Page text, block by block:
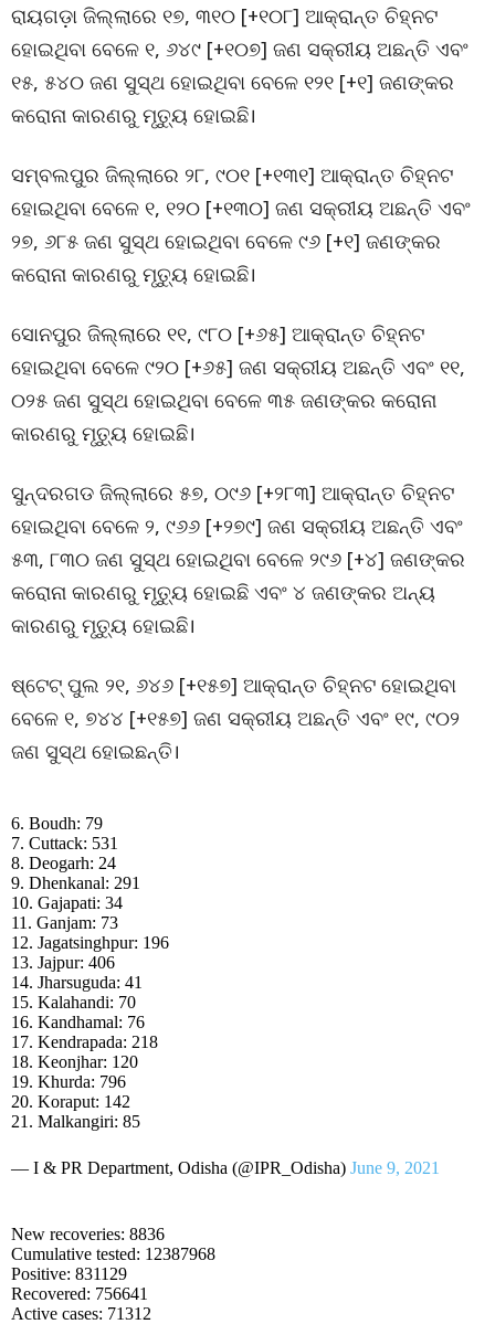
ରାୟଗଡ଼ା ଜିଲ୍ଲାରେ ୧୭, ୩୧୦ [+୧୦୮] ଆକ୍ରାନ୍ତ ଚିହ୍ନଟ
ହୋଇଥିବା ବେଳେ ୧, ୬୪୯ [+୧୦୭] ଜଣ ସକ୍ରୀୟ ଅଛନ୍ତି ଏବଂ
୧୫, ୫୪୦ ଜଣ ସୁସ୍ଥ ହୋଇଥିବା ବେଳେ ୧୨୧ [+୧] ଜଣଙ୍କର
କରୋନା କାରଣରୁ ମୃତ୍ୟୁ ହୋଇଛି।
ସମ୍ବଲପୁର ଜିଲ୍ଲାରେ ୨୮, ୯୦୧ [+୧୩୧] ଆକ୍ରାନ୍ତ ଚିହ୍ନଟ
ହୋଇଥିବା ବେଳେ ୧, ୧୨୦ [+୧୩୦] ଜଣ ସକ୍ରୀୟ ଅଛନ୍ତି ଏବଂ
୨୭, ୬୮୫ ଜଣ ସୁସ୍ଥ ହୋଇଥିବା ବେଳେ ୯୬ [+୧] ଜଣଙ୍କର
କରୋନା କାରଣରୁ ମୃତ୍ୟୁ ହୋଇଛି।
ସୋନପୁର ଜିଲ୍ଲାରେ ୧୧, ୯୮୦ [+୬୫] ଆକ୍ରାନ୍ତ ଚିହ୍ନଟ
ହୋଇଥିବା ବେଳେ ୯୨୦ [+୬୫] ଜଣ ସକ୍ରୀୟ ଅଛନ୍ତି ଏବଂ ୧୧,
୦୨୫ ଜଣ ସୁସ୍ଥ ହୋଇଥିବା ବେଳେ ୩୫ ଜଣଙ୍କର କରୋନା
କାରଣରୁ ମୃତ୍ୟୁ ହୋଇଛି।
ସୁନ୍ଦରଗଡ ଜିଲ୍ଲାରେ ୫୭, ୦୯୬ [+୨୮୩] ଆକ୍ରାନ୍ତ ଚିହ୍ନଟ
ହୋଇଥିବା ବେଳେ ୨, ୯୬୬ [+୨୭୯] ଜଣ ସକ୍ରୀୟ ଅଛନ୍ତି ଏବଂ
୫୩, ୮୩୦ ଜଣ ସୁସ୍ଥ ହୋଇଥିବା ବେଳେ ୨୯୬ [+୪] ଜଣଙ୍କର
କରୋନା କାରଣରୁ ମୃତ୍ୟୁ ହୋଇଛି ଏବଂ ୪ ଜଣଙ୍କର ଅନ୍ୟ
କାରଣରୁ ମୃତ୍ୟୁ ହୋଇଛି।
ଷ୍ଟେଟ୍ ପୁଲ ୨୧, ୬୪୬ [+୧୫୭] ଆକ୍ରାନ୍ତ ଚିହ୍ନଟ ହୋଇଥିବା
ବେଳେ ୧, ୭୪୪ [+୧୫୭] ଜଣ ସକ୍ରୀୟ ଅଛନ୍ତି ଏବଂ ୧୯, ୯୦୨
ଜଣ ସୁସ୍ଥ ହୋଇଛନ୍ତି।
6. Boudh: 79
7. Cuttack: 531
8. Deogarh: 24
9. Dhenkanal: 291
10. Gajapati: 34
11. Ganjam: 73
12. Jagatsinghpur: 196
13. Jajpur: 406
14. Jharsuguda: 41
15. Kalahandi: 70
16. Kandhamal: 76
17. Kendrapada: 218
18. Keonjhar: 120
19. Khurda: 796
20. Koraput: 142
21. Malkangiri: 85
— I & PR Department, Odisha (@IPR_Odisha) June 9, 2021
New recoveries: 8836
Cumulative tested: 12387968
Positive: 831129
Recovered: 756641
Active cases: 71312